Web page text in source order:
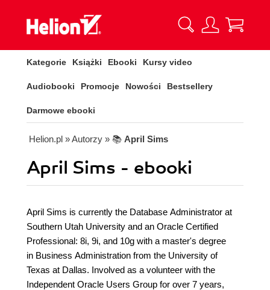
Kategorie Książki Ebooki Kursy video
Audiobooki Promocje Nowości Bestsellery
Darmowe ebooki
Helion.pl » Autorzy » 📚 April Sims
April Sims - ebooki
April Sims is currently the Database Administrator at
Southern Utah University and an Oracle Certified
Professional: 8i, 9i, and 10g with a master's degree
in Business Administration from the University of
Texas at Dallas. Involved as a volunteer with the
Independent Oracle Users Group for over 7 years,